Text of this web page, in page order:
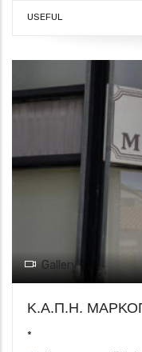
USEFUL
Gallery
Κ.Α.Π.Η.
*